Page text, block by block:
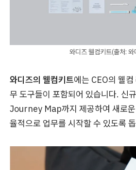
와디즈 웰컴키트(출처: 와
와디즈의 웰컴키트에는 CEO의 웰
무 도구들이 포함되어 있습니다. 신
Journey Map까지 제공하여 새로운
율적으로 업무를 시작할 수 있도록